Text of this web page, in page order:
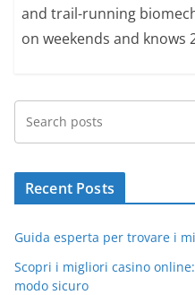
and trail-running
on weekends and knows
Recent Posts
Guida esperta per trovare i
Scopri i migliori casino
modo sicuro